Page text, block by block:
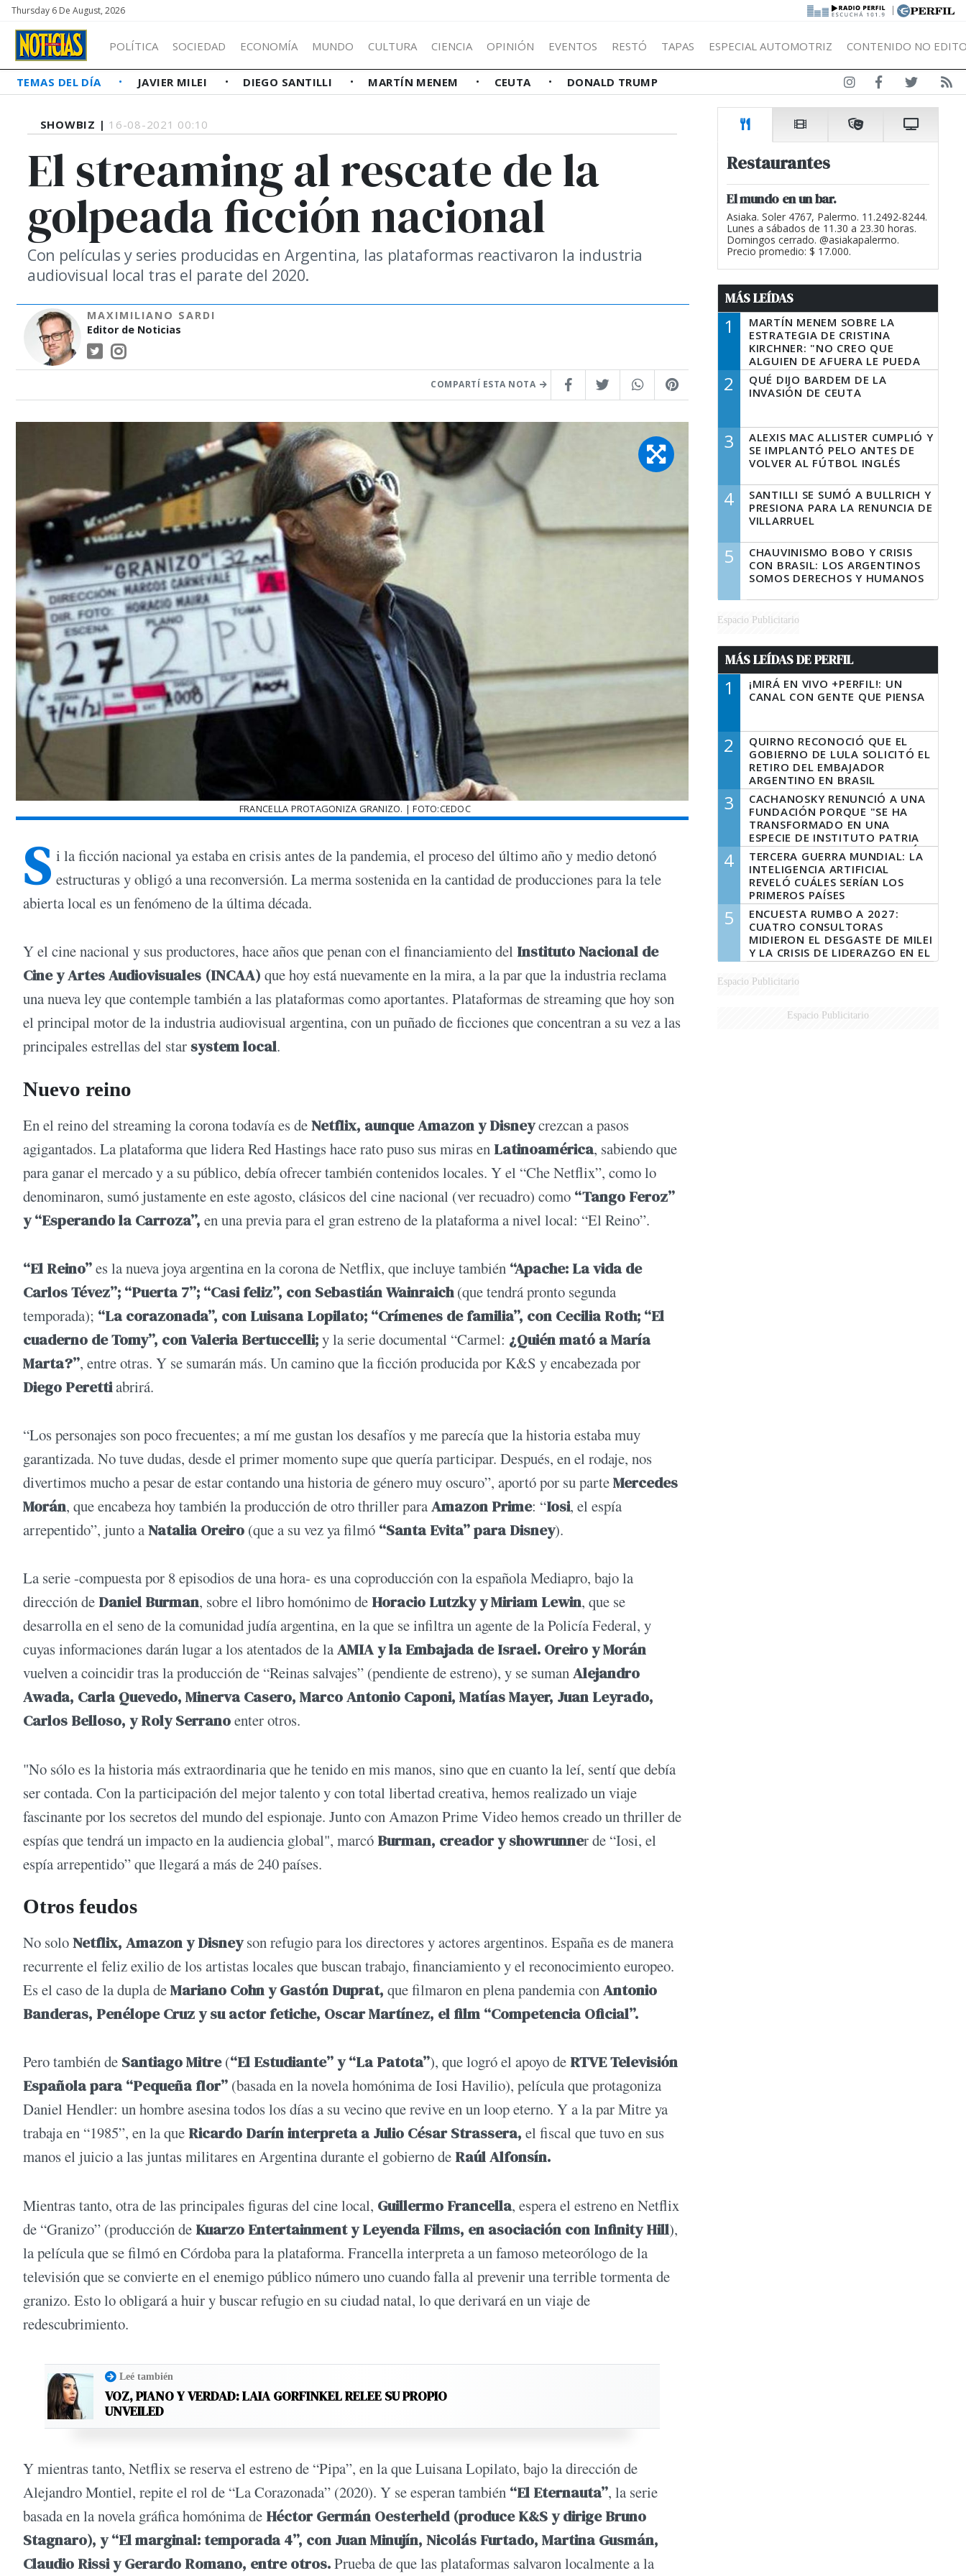
Thursday 6 De August, 2026 |
POLÍTICA SOCIEDAD ECONOMÍA MUNDO CULTURA CIENCIA OPINIÓN EVENTOS RESTÓ TAPAS ESPECIAL AUTOMOTRIZ CONTENIDO NO
TEMAS DEL DÍA JAVIER MILEI DIEGO SANTILLI MARTÍN MENEM CEUTA DONALD TRUMP
SHOWBIZ | 16-08-2021 00:10
El streaming al rescate de la
golpeada ficción nacional
Con películas y series producidas en Argentina, las plataformas reactivaron la industria
audiovisual local tras el parate del 2020.
MAXIMILIANO SARDI
Editor de Noticias
COMPARTÍ ESTA NOTA
FRANCELLA PROTAGONIZA GRANIZO. | FOTO:CEDOC
S i la ficción nacional ya estaba en crisis antes de la pandemia, el proceso del último año y medio detonó
estructuras y obligó a una reconversión. La merma sostenida en la cantidad de producciones para la tele
abierta local es un fenómeno de la última década.
Y el cine nacional y sus productores, hace años que penan con el financiamiento del Instituto Nacional de
Cine y Artes Audiovisuales (INCAA) que hoy está nuevamente en la mira, a la par que la industria reclama
una nueva ley que contemple también a las plataformas como aportantes. Plataformas de streaming que hoy son
el principal motor de la industria audiovisual argentina, con un puñado de ficciones que concentran a su vez a las
principales estrellas del star system local.
Nuevo reino
En el reino del streaming la corona todavía es deNetflix, aunque Amazon y Disneycrezcan a pasos
agigantados. La plataforma que lidera Red Hastings hace rato puso sus miras en Latinoamérica, sabiendo que
para ganar el mercado y a su público, debía ofrecer también contenidos locales. Y el “Che Netflix”, como lo
denominaron, sumó justamente en este agosto, clásicos del cine nacional (ver recuadro) como “Tango Feroz”
y “Esperando la Carroza”, en una previa para el gran estreno de la plataforma a nivel local: “El Reino”.
“El Reino”es la nueva joya argentina en la corona de Netflix, que incluye también “Apache: La vida de
Carlos Tévez”; “Puerta 7”; “Casi feliz”, con Sebastián Wainraich(que tendrá pronto segunda
temporada); “La corazonada”, con Luisana Lopilato; “Crímenes de familia”, con Cecilia Roth; “El
cuaderno de Tomy”, con Valeria Bertuccelli;y la serie documental “Carmel: ¿Quién mató a María
Marta?”, entre otras. Y se sumarán más. Un camino que la ficción producida por K&S y encabezada por
Diego Perettiabrirá.
“Los personajes son poco frecuentes; a mí me gustan los desafíos y me parecía que la historia estaba muy
garantizada. No tuve dudas, desde el primer momento supe que quería participar. Después, en el rodaje, nos
divertimos mucho a pesar de estar contando una historia de género muy oscuro”, aportó por su parteMercedes
Morán, que encabeza hoy también la producción de otro thriller paraAmazon Prime: “Iosi, el espía
arrepentido”, junto aNatalia Oreiro (que a su vez ya filmó “Santa Evita” para Disney).
La serie -compuesta por 8 episodios de una hora- es una coproducción con la española Mediapro, bajo la
dirección de Daniel Burman, sobre el libro homónimo de Horacio Lutzky y Miriam Lewin, que se
desarrolla en el seno de la comunidad judía argentina, en la que se infiltra un agente de la Policía Federal, y
cuyas informaciones darán lugar a los atentados de laAMIA y la Embajada de Israel. Oreiro y Morán
vuelven a coincidir tras la producción de “Reinas salvajes” (pendiente de estreno), y se sumanAlejandro
Awada, Carla Quevedo, Minerva Casero, Marco Antonio Caponi, Matías Mayer, Juan Leyrado,
Carlos Belloso, y Roly Serranoenter otros.
"No sólo es la historia más extraordinaria que he tenido en mis manos, sino que en cuanto la leí, sentí que debía
ser contada. Con la participación del mejor talento y con total libertad creativa, hemos realizado un viaje
fascinante por los secretos del mundo del espionaje. Junto con Amazon Prime Video hemos creado un thriller de
espías que tendrá un impacto en la audiencia global", marcó Burman, creador y showrunner de “Iosi, el
espía arrepentido” que llegará a más de 240 países.
Otros feudos
No soloNetflix, Amazon y Disneyson refugio para los directores y actores argentinos. España es de manera
recurrente el feliz exilio de los artistas locales que buscan trabajo, financiamiento y el reconocimiento europeo.
Es el caso de la dupla deMariano Cohn y Gastón Duprat, que filmaron en plena pandemia conAntonio
Banderas, Penélope Cruz y su actor fetiche, Oscar Martínez, el film “Competencia Oficial”.
Pero también de Santiago Mitre(“El Estudiante” y “La Patota”), que logró el apoyo de RTVE Televisión
Española para “Pequeña flor” (basada en la novela homónima de Iosi Havilio), película que protagoniza
Daniel Hendler: un hombre asesina todos los días a su vecino que revive en un loop eterno. Y a la par Mitre ya
trabaja en “1985”, en la que Ricardo Darín interpreta a Julio César Strassera, el fiscal que tuvo en sus
manos el juicio a las juntas militares en Argentina durante el gobierno de Raúl Alfonsín.
Mientras tanto, otra de las principales figuras del cine local, Guillermo Francella, espera el estreno en Netflix
de “Granizo” (producción de Kuarzo Entertainment y Leyenda Films, en asociación con Infinity Hill),
la película que se filmó en Córdoba para la plataforma. Francella interpreta a un famoso meteorólogo de la
televisión que se convierte en el enemigo público número uno cuando falla al prevenir una terrible tormenta de
granizo. Esto lo obligará a huir y buscar refugio en su ciudad natal, lo que derivará en un viaje de
redescubrimiento.
Leé también
VOZ, PIANO Y VERDAD: LAIA GORFINKEL RELEE SU PROPIO
UNVEILED
Y mientras tanto, Netflix se reserva el estreno de “Pipa”, en la que Luisana Lopilato, bajo la dirección de
Alejandro Montiel, repite el rol de “La Corazonada” (2020). Y se esperan también “El Eternauta”, la serie
basada en la novela gráfica homónima de Héctor Germán Oesterheld (produce K&S y dirige Bruno
Stagnaro), y “El marginal: temporada 4”, con Juan Minujín, Nicolás Furtado, Martina Gusmán,
Claudio Rissi y Gerardo Romano, entre otros.Prueba de que las plataformas salvaron localmente a la
Restaurantes
El mundo en un bar.
Asiaka. Soler 4767, Palermo. 11.2492-8244.
Lunes a sábados de 11.30 a 23.30 horas.
Domingos cerrado. @asiakapalermo.
Precio promedio: $ 17.000.
MÁS LEÍDAS
1
MARTÍN MENEM SOBRE LA
ESTRATEGIA DE CRISTINA
KIRCHNER: "NO CREO QUE
ALGUIEN DE AFUERA LE PUEDA
DECIR A LA JUSTICIA LO QUE
TIENE QUE HACER"
2
QUÉ DIJO BARDEM DE LA
INVASIÓN DE CEUTA
3
ALEXIS MAC ALLISTER CUMPLIÓ Y
SE IMPLANTÓ PELO ANTES DE
VOLVER AL FÚTBOL INGLÉS
4
SANTILLI SE SUMÓ A BULLRICH Y
PRESIONA PARA LA RENUNCIA DE
VILLARRUEL
5
CHAUVINISMO BOBO Y CRISIS
CON BRASIL: LOS ARGENTINOS
SOMOS DERECHOS Y HUMANOS
Espacio Publicitario
MÁS LEÍDAS DE PERFIL
1
¡MIRÁ EN VIVO +PERFIL!: UN
CANAL CON GENTE QUE PIENSA
2
QUIRNO RECONOCIÓ QUE EL
GOBIERNO DE LULA SOLICITÓ EL
RETIRO DEL EMBAJADOR
ARGENTINO EN BRASIL
3
CACHANOSKY RENUNCIÓ A UNA
FUNDACIÓN PORQUE "SE HA
TRANSFORMADO EN UNA
ESPECIE DE INSTITUTO PATRIA
INCONDICIONAL DE LA GESTIÓN
DE MILEI"
4
TERCERA GUERRA MUNDIAL: LA
INTELIGENCIA ARTIFICIAL
REVELÓ CUÁLES SERÍAN LOS
PRIMEROS PAÍSES
LATINOAMERICANOS EN SER
DERROTADOS
5
ENCUESTA RUMBO A 2027:
CUATRO CONSULTORAS
MIDIERON EL DESGASTE DE MILEI
Y LA CRISIS DE LIDERAZGO EN EL
PERONISMO
Espacio Publicitario
Espacio Publicitario